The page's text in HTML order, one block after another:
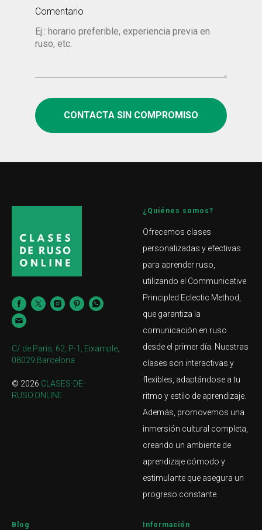
Comentario
CONTACTA SIN COMPROMISO
C/ de París, 62, P-1, Eixample,
08029 Barcelona
© 2026 CLASES-DE-
RUSO.ONLINE
¿Quiénes somos?
Ofrecemos clases
personalizadas y efectivas
para aprender ruso,
utilizando el Communicative
Principled Eclectic Method,
que garantiza la
comunicación en ruso
desde el primer día. Nuestras
clases son interactivas y
flexibles, adaptándose a tu
ritmo y estilo de aprendizaje.
Además, promovemos una
inmersión cultural completa,
creando un ambiente de
aprendizaje cómodo y
estimulante que asegura un
progreso constante​
Blog Información